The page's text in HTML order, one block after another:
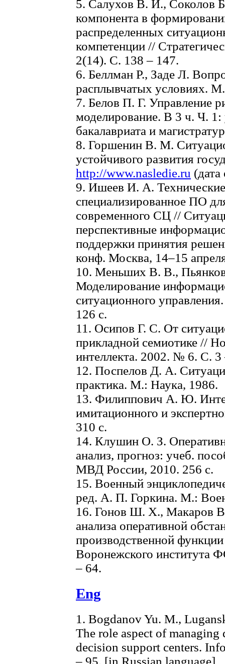
5. Салухов В. И., Соколов
компонента в
распределенных
компетенции //
2(14). С. 138 – 147.
6. Беллман Р., Заде Л.
расплывчатых условиях.
7. Белов П. Г. Управление
моделирование. В 3 ч. Ч.
бакалавриата и
8. Горшенин В. М.
устойчивого развития
http://www.nasledie.ru
9. Ишеев И. А.
специализированное ПО
современного СЦ //
перспективные
поддержки принятия
конф. Москва, 14–15
10. Меньших В. В.,
Моделирование
ситуационного
126 с.
11. Осипов Г. С. От
прикладной семиотике //
интеллекта. 2002. № 6. С. 3
12. Поспелов Д. А.
практика. М.: Наука, 1986.
13. Филиппович А. Ю.
имитационного и
310 с.
14. Клушин О. З.
анализ, прогноз: учеб.
МВД России, 2010. 256 с.
15. Военный
ред. А. П. Горкина. М.:
16. Гонов Ш. Х., Макаров
анализа оперативной
производственной
Воронежского
– 64.
Eng
1. Bogdanov Yu. M.,
The role aspect of
decision support centers.